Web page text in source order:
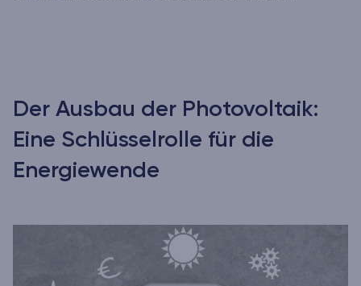
Der Ausbau der Photovoltaik:
Eine Schlüsselrolle für die
Energiewende